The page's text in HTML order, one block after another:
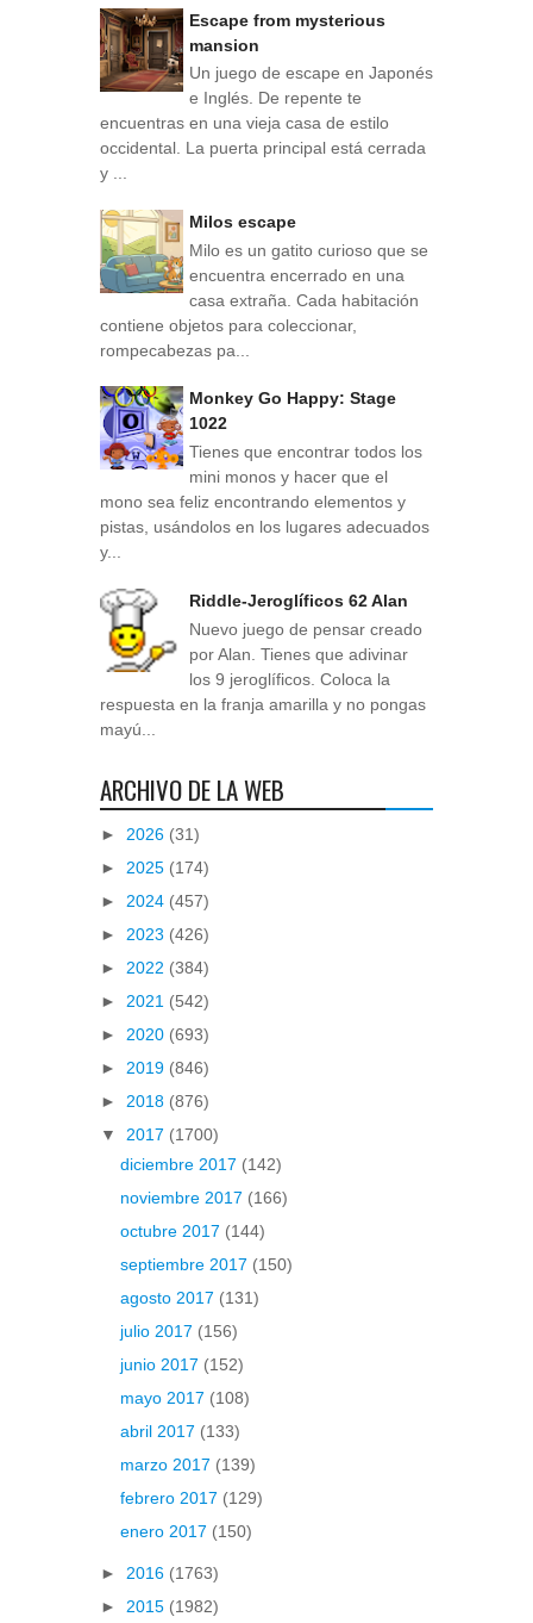
Escape from mysterious
mansion
Un juego de escape en Japonés
e Inglés. De repente te
encuentras en una vieja casa de estilo
occidental. La puerta principal está cerrada
y ...
Milos escape
Milo es un gatito curioso que se
encuentra encerrado en una
casa extraña. Cada habitación
contiene objetos para coleccionar,
rompecabezas pa...
Monkey Go Happy: Stage
1022
Tienes que encontrar todos los
mini monos y hacer que el
mono sea feliz encontrando elementos y
pistas, usándolos en los lugares adecuados
y...
Riddle-Jeroglíficos 62 Alan
Nuevo juego de pensar creado
por Alan. Tienes que adivinar
los 9 jeroglíficos. Coloca la
respuesta en la franja amarilla y no pongas
mayú...
ARCHIVO DE LA WEB
► 2026 (31)
► 2025 (174)
► 2024 (457)
► 2023 (426)
► 2022 (384)
► 2021 (542)
► 2020 (693)
► 2019 (846)
► 2018 (876)
▼ 2017 (1700)
diciembre 2017 (142)
noviembre 2017 (166)
octubre 2017 (144)
septiembre 2017 (150)
agosto 2017 (131)
julio 2017 (156)
junio 2017 (152)
mayo 2017 (108)
abril 2017 (133)
marzo 2017 (139)
febrero 2017 (129)
enero 2017 (150)
► 2016 (1763)
► 2015 (1982)